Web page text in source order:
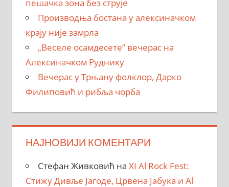
пешачка зона без струје
Производња бостана у алексиначком
крају није замрла
„Веселе осамдесете” вечерас на
Алексиначком Руднику
Вечерас у Трњану фолклор, Дарко
Филиповић и рибља чорба
НАЈНОВИЈИ КОМЕНТАРИ
Стефан Живковић на XI Al Rock Fest:
Стижу Дивље Јагоде, Црвена Јабука и Al